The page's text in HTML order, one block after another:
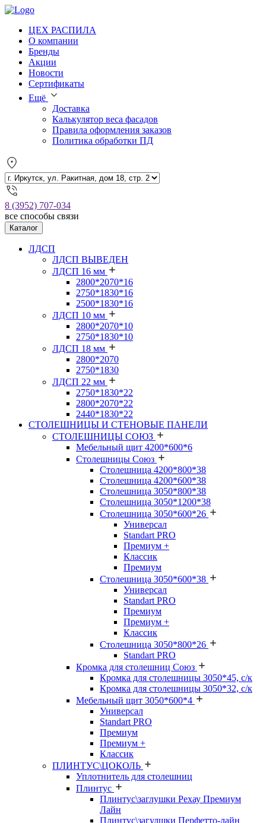
ЦЕХ РАСПИЛА
О компании
Бренды
Акции
Новости
Сертификаты
Ещё
Доставка
Калькулятор веса фасадов
Правила оформления заказов
Политика обработки ПД
8 (3952) 707-034
все способы связи
Каталог
ЛДСП
ЛДСП ВЫВЕДЕН
ЛДСП 16 мм
2800*2070*16
2750*1830*16
2500*1830*16
ЛДСП 10 мм
2800*2070*10
2750*1830*10
ЛДСП 18 мм
2800*2070
2750*1830
ЛДСП 22 мм
2750*1830*22
2800*2070*22
2440*1830*22
СТОЛЕШНИЦЫ И СТЕНОВЫЕ ПАНЕЛИ
СТОЛЕШНИЦЫ СОЮЗ
Мебельный щит 4200*600*6
Столешницы Союз
Столешница 4200*800*38
Столешница 4200*600*38
Столешница 3050*800*38
Столешница 3050*1200*38
Столешница 3050*600*26
Универсал
Standart PRO
Премиум +
Классик
Премиум
Столешница 3050*600*38
Универсал
Standart PRO
Премиум
Премиум +
Классик
Столешница 3050*800*26
Standart PRO
Кромка для столешниц Союз
Кромка для столешницы 3050*45, с/к
Кромка для столешницы 3050*32, с/к
Мебельный щит 3050*600*4
Универсал
Standart PRO
Премиум
Премиум +
Классик
ПЛИНТУС\ЦОКОЛЬ
Уплотнитель для столешниц
Плинтус
Плинтус\заглушки Рехау Премиум
Лайн
Плинтус\загулшки Перфетто-лайн